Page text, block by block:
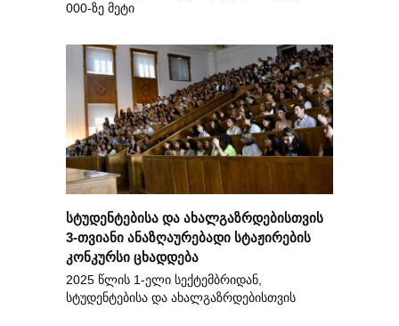
000-ზე მეტი
სტუდენტებისა და ახალგაზრდებისთვის
3-თვიანი ანაზღაურებადი სტაჟირების
კონკურსი ცხადდება
2025 წლის 1-ელი სექტემბრიდან,
სტუდენტებისა და ახალგაზრდებისთვის